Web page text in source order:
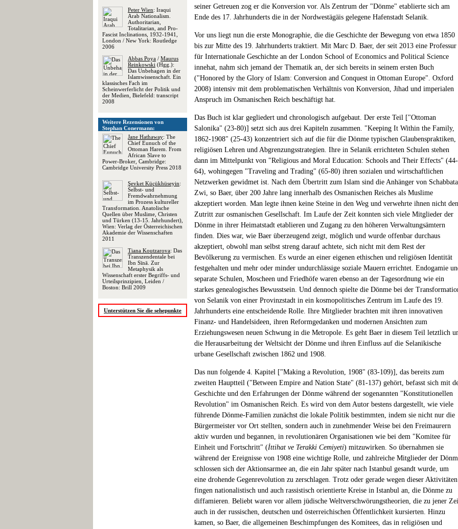
Peter Wien: Iraqui
Arab Nationalism.
Authoritarian,
Totalitarian, and Pro-
Fascist Inclinations, 1932-1941,
London / New York: Routledge
2006
Abbas Poya / Maurus
Reinkowski (Hgg.):
Das Unbehagen in der
Islamwissenschaft. Ein
klassisches Fach im
Scheinwerferlicht der Politik und
der Medien, Bielefeld: transcript
2008
Weitere Rezensionen von
Stephan Conermann:
Jane Hathaway: The
Chief Eunuch of the
Ottoman Harem. From
African Slave to
Power-Broker, Cambridge:
Cambridge University Press 2018
Şevket Küçükhüseyin:
Selbst- und
Fremdwahrnehmung
im Prozess kultureller
Transformation. Anatolische
Quellen über Muslime, Christen
und Türken (13-15. Jahrhundert),
Wien: Verlag der Österreichischen
Akademie der Wissenschaften
2011
Tiana Koutzarova: Das
Transzendentale bei
Ibn Sīnā. Zur
Metaphysik als
Wissenschaft erster Begriffs- und
Urteilsprinzipien, Leiden /
Boston: Brill 2009
Unterstützen Sie die sehepunkte
seiner Getreuen zog er die Konversion vor. Als Zentrum der "Dönme" etablierte sich am
Ende des 17. Jahrhunderts die in der Nordwestägäis gelegene Hafenstadt Selanik.
Vor uns liegt nun die erste Monographie, die die Geschichte der Bewegung von etwa 1850
bis zur Mitte des 19. Jahrhunderts traktiert. Mit Marc D. Baer, der seit 2013 eine Professur
für Internationale Geschichte an der London School of Economics and Political Science
innehat, nahm sich jemand der Thematik an, der sich bereits in seinem ersten Buch
("Honored by the Glory of Islam: Conversion and Conquest in Ottoman Europe". Oxford
2008) intensiv mit dem problematischen Verhältnis von Konversion, Jihad und imperialen
Anspruch im Osmanischen Reich beschäftigt hat.
Das Buch ist klar gegliedert und chronologisch aufgebaut. Der erste Teil ["Ottoman
Salonika" (23-80)] setzt sich aus drei Kapiteln zusammen. "Keeping It Within the Family,
1862-1908" (25-43) konzentriert sich auf die für die Dönme typischen Glaubenspraktiken,
religiösen Lehren und Abgrenzungsstrategien. Ihre in Selanik errichteten Schulen stehen
dann im Mittelpunkt von "Religious and Moral Education: Schools and Their Effects" (44-
64), wohingegen "Traveling and Trading" (65-80) ihren sozialen und wirtschaftlichen
Netzwerken gewidmet ist. Nach dem Übertritt zum Islam sind die Anhänger von
Zwi, so Baer, über 200 Jahre lang innerhalb des Osmanischen Reiches als Muslime
akzeptiert worden. Man legte ihnen keine Steine in den Weg und verwehrte ihnen nicht den
Zutritt zur osmanischen Gesellschaft. Im Laufe der Zeit konnten sich viele Mitglieder der
Dönme in ihrer Heimatstadt etablieren und Zugang zu den höheren Verwaltungsämtern
finden. Dies war, wie Baer überzeugend zeigt, möglich und wurde offenbar durchaus
akzeptiert, obwohl man selbst streng darauf achtete, sich nicht mit dem Rest der
Bevölkerung zu vermischen. Es wurde an einer eigenen ethischen und religiösen Identität
festgehalten und mehr oder minder undurchlässige soziale Mauern errichtet. Endogamie
separate Schulen, Moscheen und Friedhöfe waren ebenso an der Tagesordnung wie ein
starkes genealogisches Bewusstsein. Und dennoch spielte die Dönme bei der
von Selanik von einer Provinzstadt in ein kosmopolitisches Zentrum im Laufe des 19.
Jahrhunderts eine entscheidende Rolle. Ihre Mitglieder brachten mit ihren innovativen
Finanz- und Handelsideen, ihren Reformgedanken und modernen Ansichten zum
Erziehungswesen neuen Schwung in die Metropole. Es geht Baer in diesem Teil letztlich
die Herausarbeitung der Weltsicht der Dönme und ihren Einfluss auf die Selanikische
urbane Gesellschaft zwischen 1862 und 1908.
Das nun folgende 4. Kapitel ["Making a Revolution, 1908" (83-109)], das bereits zum
zweiten Hauptteil ("Between Empire and Nation State" (81-137) gehört, befasst sich mit
Geschichte und den Erfahrungen der Dönme während der sogenannten "Konstitutionellen
Revolution" im Osmanischen Reich. Es wird von dem Autor bestens dargestellt, wie viele
führende Dönme-Familien zunächst die lokale Politik bestimmten, indem sie nicht nur die
Bürgermeister vor Ort stellten, sondern auch in zunehmender Weise bei den Freimaurern
aktiv wurden und begannen, in revolutionären Organisationen wie bei dem "Komitee für
Einheit und Fortschritt" (İttihat ve Terakki Cemiyeti) mitzuwirken. So übernahmen sie
während der Ereignisse von 1908 eine wichtige Rolle, und zahlreiche Mitglieder der
schlossen sich der Aktionsarmee an, die ein Jahr später nach Istanbul gesandt wurde, um
eine drohende Gegenrevolution zu zerschlagen. Trotz oder gerade wegen dieser Aktivitäten
fingen nationalistisch und auch rassistisch orientierte Kreise in Istanbul an, die Dönme zu
diffamieren. Beliebt waren vor allem jüdische Weltverschwörungstheorien, die zu jener
auch in der russischen, deutschen und österreichischen Öffentlichkeit kursierten. Hinzu
kamen, so Baer, die allgemeinen Beschimpfungen des Komitees, das in religiösen und